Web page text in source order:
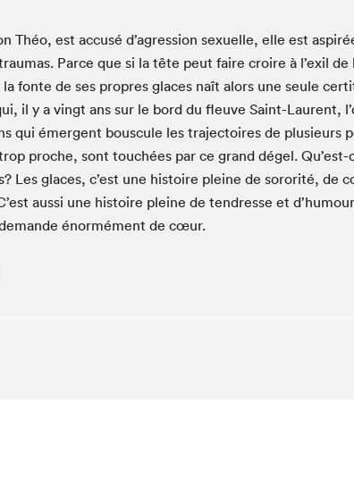
Espace des tout-petits
Espace Radio-Canada
La cabane à culture
La Maison des libraires
du livre
Le Salon dans ta classe
Liseur Public
Matinées scolaires Hydro-
Narra
Théo, est accusé d’agression sex­uelle, elle est
Parce que si la tête peut faire croire à l’exil
fonte de ses pro­pres glaces naît alors une seule
il y a vingt ans sur le bord du fleuve Saint-Lau­rent,
qui émer­gent bous­cule les tra­jec­toires de plusieurs
proche, sont touchées par ce grand dégel. Qu’est-
Les glaces, c’est une his­toire pleine de soror­ité, de
aus­si une his­toire pleine de ten­dresse et
énor­mé­ment de cœur.